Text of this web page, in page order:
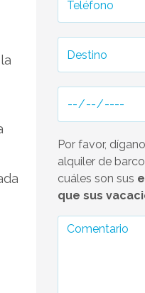
Por favor,
alquiler de
cuáles son sus
que sus